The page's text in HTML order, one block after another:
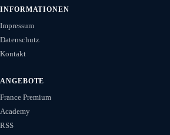
INFORMATIONEN
Impressum
Datenschutz
Kontakt
ANGEBOTE
France Premium
Academy
RSS